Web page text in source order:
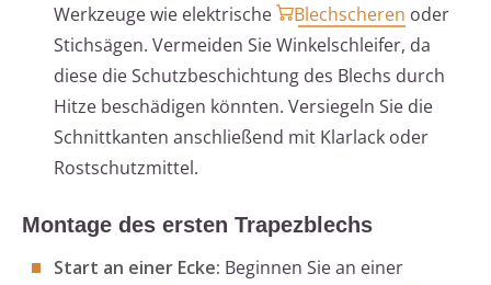
Werkzeuge wie elektrische
Blechscheren oder
Stichsägen. Vermeiden Sie Winkelschleifer, da
diese die Schutzbeschichtung des Blechs durch
Hitze beschädigen könnten. Versiegeln Sie die
Schnittkanten anschließend mit Klarlack oder
Rostschutzmittel.
Montage des ersten Trapezblechs
Start an einer Ecke: Beginnen Sie an einer